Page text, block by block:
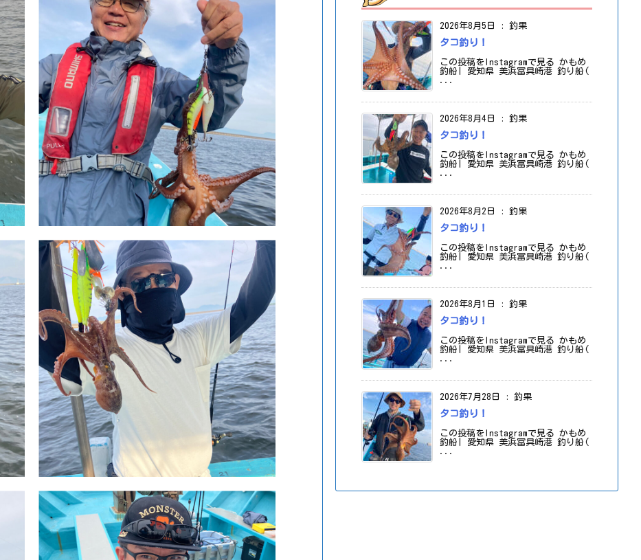
2026年8月5日 : 釣果
タコ釣り！
この投稿をInstagramで見る かもめ
釣船| 愛知県 美浜冨具崎港 釣り船(
...
2026年8月4日 : 釣果
タコ釣り！
この投稿をInstagramで見る かもめ
釣船| 愛知県 美浜冨具崎港 釣り船(
...
2026年8月2日 : 釣果
タコ釣り！
この投稿をInstagramで見る かもめ
釣船| 愛知県 美浜冨具崎港 釣り船(
...
2026年8月1日 : 釣果
タコ釣り！
この投稿をInstagramで見る かもめ
釣船| 愛知県 美浜冨具崎港 釣り船(
...
2026年7月28日 : 釣果
タコ釣り！
この投稿をInstagramで見る かもめ
釣船| 愛知県 美浜冨具崎港 釣り船(
...